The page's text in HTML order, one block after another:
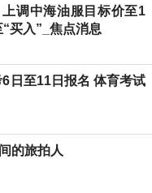
调中海油服目标价至1
买入”_焦点消息
日至11日报名 体育考试
的旅拍人